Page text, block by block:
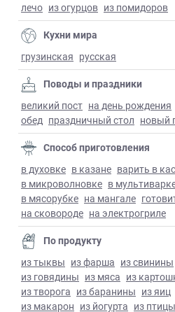
лечо из огурцов из помидоров
Кухни мира
грузинская русская
Поводы и праздники
великий пост на день рождения
обед праздничный стол новый
Способ приготовления
в духовке в казане варить в
в микроволновке в
в мясорубке на мангале
на сковороде на электрогриле
По продукту
из тыквы из фарша из свинины
из говядины из мяса из
из творога из баранины из яиц
из макарон из йогурта из птицы